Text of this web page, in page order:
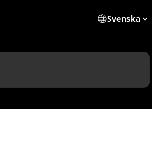
Svenska